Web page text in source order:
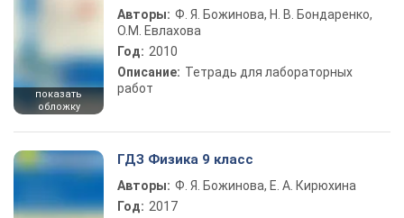
показать
обложку
Авторы: Ф. Я. Божинова, Н. В. Бондаренко,
О.М. Евлахова
Год: 2010
Описание: Тетрадь для лабораторных
работ
ГДЗ Физика 9 класс
Авторы: Ф. Я. Божинова, Е. А. Кирюхина
Год: 2017